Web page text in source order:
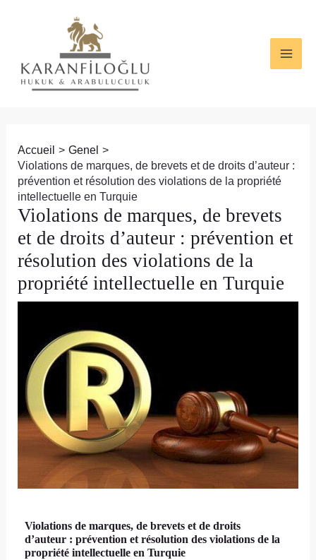
Accueil
Genel
Violations de marques, de brevets et de droits d’auteur :
prévention et résolution des violations de la propriété
intellectuelle en Turquie
Violations de marques, de brevets
et de droits d’auteur : prévention et
résolution des violations de la
propriété intellectuelle en Turquie
Violations de marques, de brevets et de droits
d’auteur : prévention et résolution des violations de la
propriété intellectuelle en Turquie